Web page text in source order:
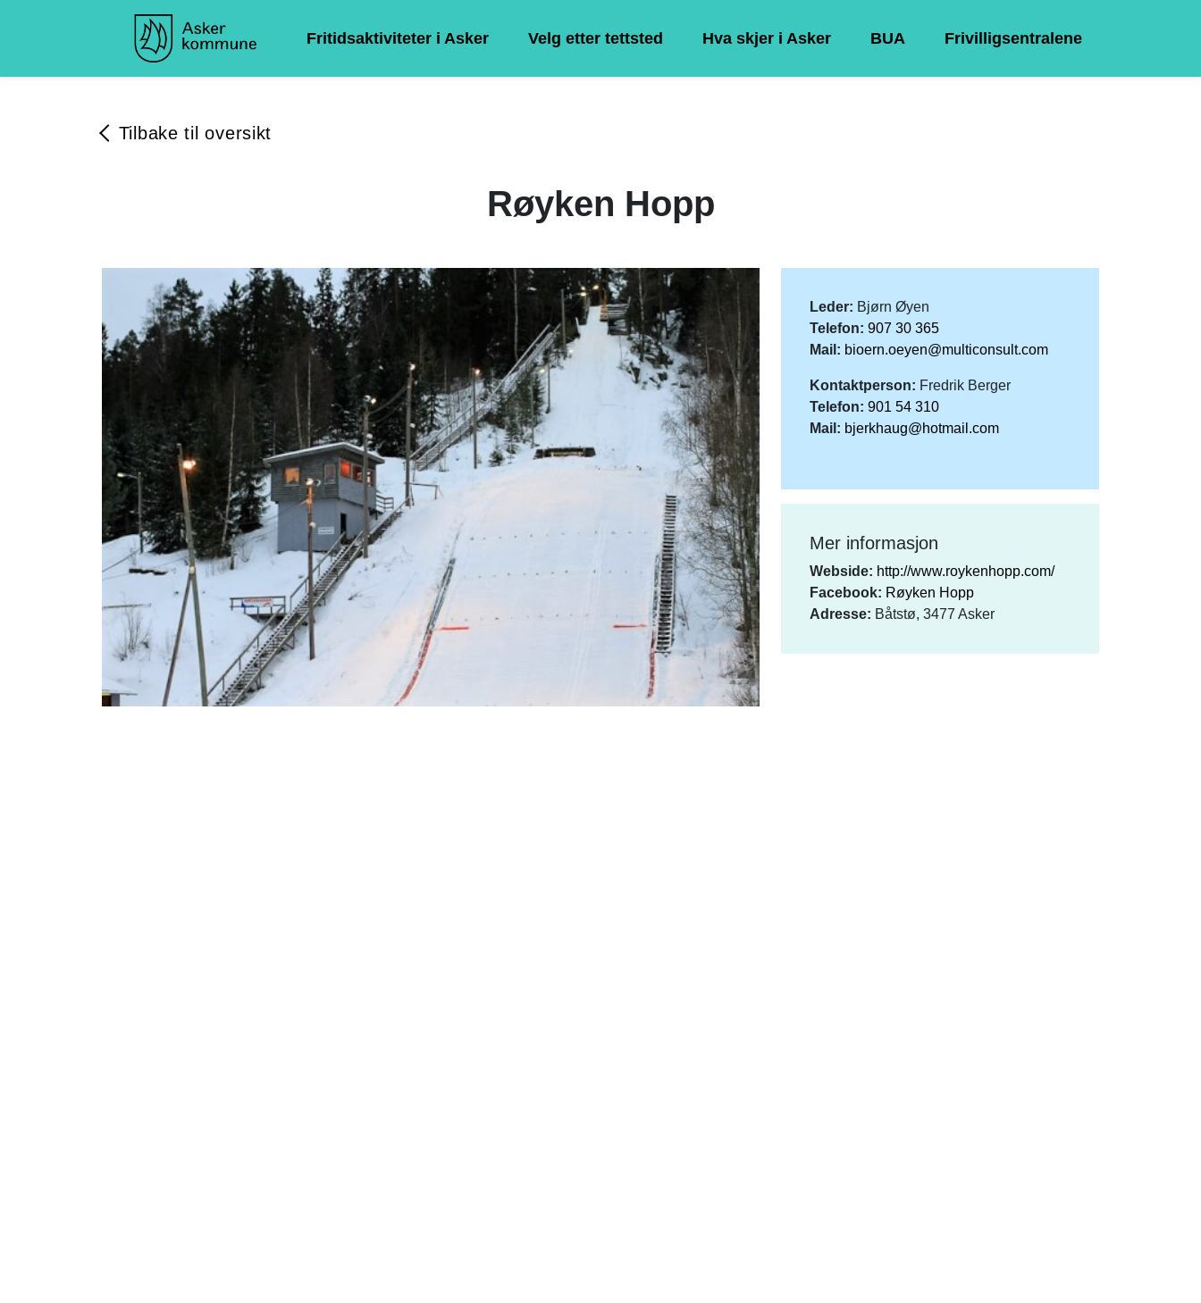
Fritidsaktiviteter i Asker Velg etter tettsted Hva skjer i Asker BUA Frivilligsentralene
Tilbake til oversikt
Røyken Hopp
Leder: Bjørn Øyen
Telefon: 907 30 365
Mail: bioern.oeyen@multiconsult.com
Kontaktperson: Fredrik Berger
Telefon: 901 54 310
Mail: bjerkhaug@hotmail.com
Mer informasjon
Webside: http://www.roykenhopp.com/
Facebook: Røyken Hopp
Adresse: Båtstø, 3477 Asker